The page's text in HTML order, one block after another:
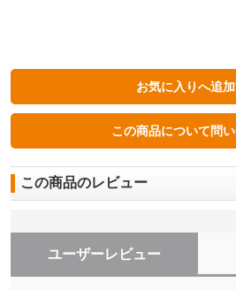
この商品のレビュー
ユーザーレビュー